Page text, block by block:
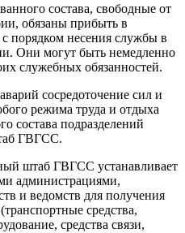
состава, свободные от
обязаны прибыть в
с порядком несения службы в
Они могут быть немедленно
служебных обязанностей.
сосредоточение сил и
режима труда и отдыха
состава подразделений
ГВГСС.
штаб ГВГСС устанавливает
администрациями,
и ведомств для получения
средства,
средства связи,